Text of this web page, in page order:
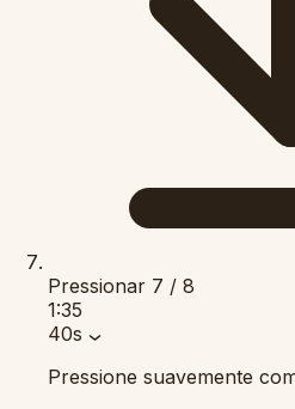
Pressionar 7 / 8
1:35
40s
Pressione suavemente